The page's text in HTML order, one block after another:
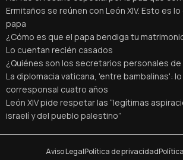
Ermitaños se reúnen con León XIV. Esto es
papa
¿Cómo es que el papa bendiga tu
Lo cuentan recién casados
¿Quiénes son los secretarios personales de
La diplomacia vaticana, 'entre bambalinas':
corresponsal cuatro años
León XIV pide respetar las “legítimas
israelí y del pueblo palestino”
Aviso LegalPolítica de privacidad